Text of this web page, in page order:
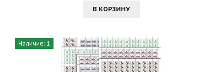
В КОРЗИНУ
Наличие: 1